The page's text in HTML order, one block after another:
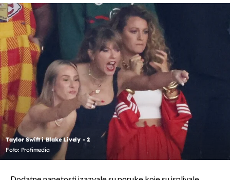
Taylor Swift i Blake Lively - 2
Foto: Profimedia